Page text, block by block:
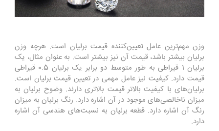
وزن مهم‌ترین عامل تعیین‌کننده قیمت برلیان است. هرچه وزن
برلیان بیشتر باشد، قیمت آن نیز بیشتر است. به عنوان مثال، یک
برلیان 1 قیراطی به طور متوسط دو برابر یک برلیان 0.5 قیراطی
قیمت دارد. کیفیت نیز عامل مهمی در تعیین قیمت برلیان است.
برلیان‌های با کیفیت بالاتر قیمت بالاتری دارند. وضوح برلیان به
میزان ناخالصی‌های موجود در آن اشاره دارد. رنگ برلیان به میزان
رنگ آن اشاره دارد. قطعه برلیان به نسبت‌های هندسی آن اشاره
دارد.